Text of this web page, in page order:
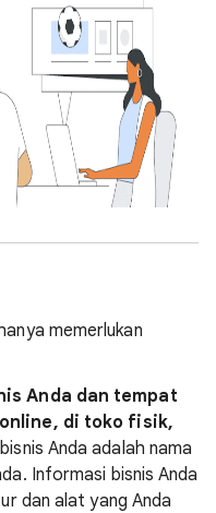
memerlukan
Anda dan tempat
di toko fisik,
Anda adalah nama
Informasi bisnis Anda
dan alat yang Anda